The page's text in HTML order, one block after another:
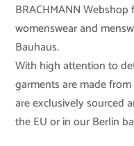
BRACHMANN
womenswear and
Bauhaus.
With high attention to
garments are made
are exclusively sourced
the EU or in our Berlin